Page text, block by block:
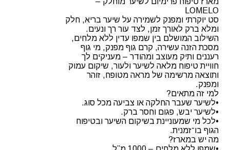
מוחלק
+
קרם
גוף
LOMELO
LOMELO
סט יוקרתי ומפנק לשמירה על שיער בריא, חלק
ומלא ברק לאורך זמן, לצד עור רך ונעים.
השילוב המושלם בין שמפו עדין ללא מלחים,
מסכת הזנה עשירה, קרם גוף מפנק, מי גוף
רעננים ותיק מעוצב ומהודר – מעניקים לך
חוויית טיפוח מלאה לשיער ולעור, שיקום עמוק
ותוצאה מרשימה של מראה מטופח, זוהר
ומפנק.
למי זה מתאים?
•לשיער שעבר החלקה או צביעה מכל סוג.
•לשיער יבש, פגום וחסר ברק.
•לכל מי שמעוניינת בשיקום השיער ובטיפוח
הגוף בו־זמנית.
מה יש במארז?